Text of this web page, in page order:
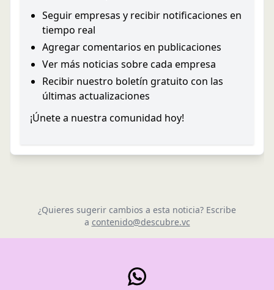
Seguir empresas y recibir notificaciones en
tiempo real
Agregar comentarios en publicaciones
Ver más noticias sobre cada empresa
Recibir nuestro boletín gratuito con las
últimas actualizaciones
¡Únete a nuestra comunidad hoy!
¿Quieres sugerir cambios a esta noticia? Escribe
a contenido@descubre.vc